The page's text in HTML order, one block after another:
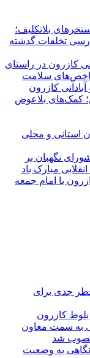
بلاتکلیف؛
تخلفات گذشته
کازرون در راستای
شاخص‌های سلامت
کازرون
کمک‌های بلاعوض
استانی و محلی
نگهبان بر
مبارک باد
با امام جمعه
جدی برای
کازرون
به سمت معاون
شد
به وضعیت